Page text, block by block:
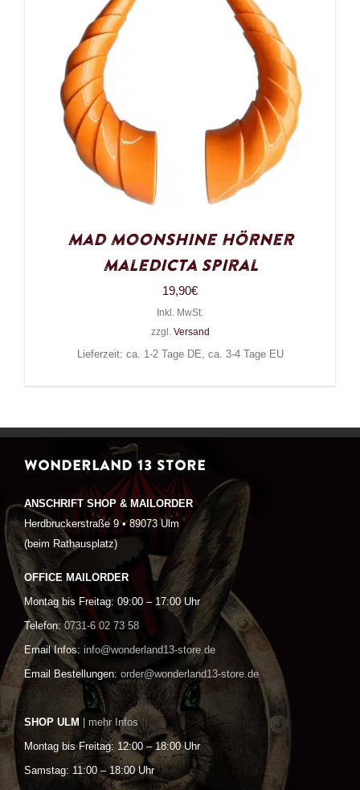
Mad Moonshine Hörner
Maledicta Spiral
19,90€
Inkl. MwSt.
zzgl. Versand
Lieferzeit: ca. 1-2 Tage DE, ca. 3-4 Tage EU
WONDERLAND 13 STORE
ANSCHRIFT SHOP & MAILORDER
Herdbruckerstraße 9 • 89073 Ulm
(beim Rathausplatz)
OFFICE MAILORDER
Montag bis Freitag: 09:00 – 17:00 Uhr
Telefon: 0731-6 02 73 58
Email Infos: info@wonderland13-store.de
Email Bestellungen: order@wonderland13-store.de
SHOP ULM | mehr Infos
Montag bis Freitag: 12:00 – 18:00 Uhr
Samstag: 11:00 – 18:00 Uhr